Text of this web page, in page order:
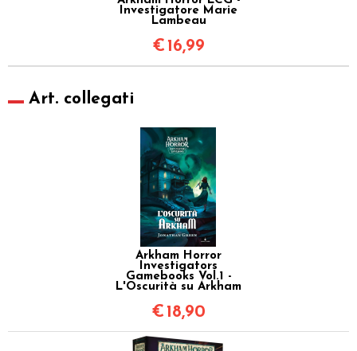
Investigatore Marie
Lambeau
€ 16,99
Art. collegati
Arkham Horror
Investigators
Gamebooks Vol.1 -
L'Oscurità su Arkham
€ 18,90